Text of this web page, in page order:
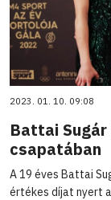
2023. 01. 10. 09:08
Battai Sugár
csapatában
A 19 éves Battai
értékes díjat nyert